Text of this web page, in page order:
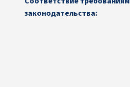
законодательства: